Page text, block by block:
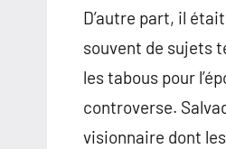
D’autre part, il
souvent de sujets
les tabous pour
controverse.
visionnaire dont